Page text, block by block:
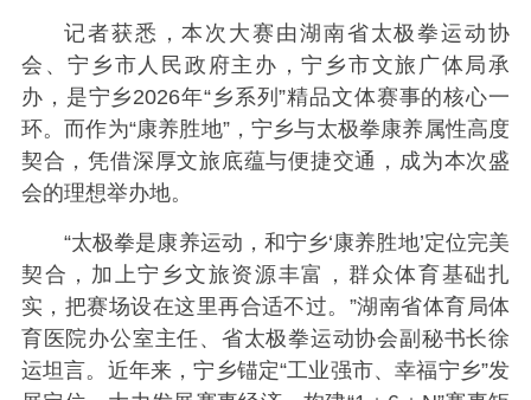
记者获悉，本次大赛由湖南省太极拳运动协
会、宁乡市人民政府主办，宁乡市文旅广体局承
办，是宁乡2026年“乡系列”精品文体赛事的核心一
环。而作为“康养胜地”，宁乡与太极拳康养属性高度
契合，凭借深厚文旅底蕴与便捷交通，成为本次盛
会的理想举办地。
“太极拳是康养运动，和宁乡‘康养胜地’定位完美
契合，加上宁乡文旅资源丰富，群众体育基础扎
实，把赛场设在这里再合适不过。”湖南省体育局体
育医院办公室主任、省太极拳运动协会副秘书长徐
运坦言。近年来，宁乡锚定“工业强市、幸福宁乡”发